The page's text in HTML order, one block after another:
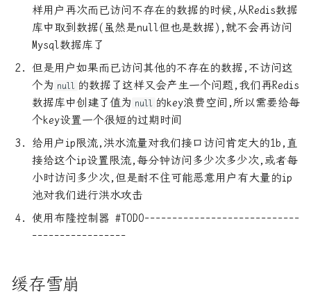
VUE前端框架完全入门
es6模板字符串和新增方法
html-css:浮动_清除浮动
html_css完全入门
js实现 有限状态自动机 实现
的词法分析器
rust的gui框架 slint学习
typecho的handsome主题设置
Py快速识别文本编码_去除标
签获得文本
Ubuntu16.04安装生产环境
bocsh安装指南, 必看, 这个
软件有坑
centos5.8的配置yum和epel
centos下配置远程开发rust工
具链
centos安装docker, 并在
git强制拉取更新
Rust - MaybeUninit未初始化
内存
Rust Async: Pin概念解析
Rust Runtime 与 ABI
Rust std-any 模块详解
Rust 中的型变
Rust 之不可为-暴露内部结构
Rust 之不可为-滥用getter
Rust 交叉编译与条件编译总
结
样用户再次而已访问不存在的数据的时候,从Redis数据
库中取到数据(虽然是null但也是数据),就不会再访问
Mysql数据库了
但是用户如果而已访问其他的不存在的数据,不访问这
个为 null 的数据了这样又会产生一个问题,我们再Redis
数据库中创建了值为 null 的key浪费空间,所以需要给每
个key设置一个很短的过期时间
给用户ip限流,洪水流量对我们接口访问肯定大的1b,直
接给这个ip设置限流,每分钟访问多少次多少次,或者每
小时访问多少次,但是耐不住可能恶意用户有大量的ip
池对我们进行洪水攻击
使用布隆控制器 #TODO----------------------------
-----------------
缓存雪崩